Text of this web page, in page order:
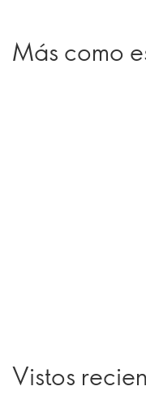
Más como
Vistos